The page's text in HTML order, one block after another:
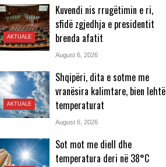
AKTUALE
Kuvendi nis rrugëtimin e ri,
sfidë zgjedhja e presidentit
brenda afatit
August 6, 2026
AKTUALE
Shqipëri, dita e sotme me
vranësira kalimtare, bien lehtë
temperaturat
August 6, 2026
Sot mot me diell dhe
temperatura deri në 38°C